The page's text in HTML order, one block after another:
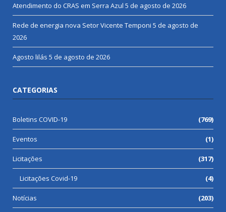
Atendimento do CRAS em Serra Azul 5 de agosto de 2026
Rede de energia nova Setor Vicente Temponi 5 de agosto de
2026
Agosto lilás 5 de agosto de 2026
CATEGORIAS
Boletins COVID-19 (769)
Eventos (1)
Licitações (317)
Licitações Covid-19 (4)
Notícias (203)